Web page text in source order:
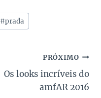
#prada
PRÓXIMO
Os looks incríveis do
amfAR 2016